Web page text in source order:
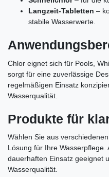
Langzeit‑Tabletten –
stabile Wasserwerte.
Chlor eignet sich für Pools,
sorgt für eine zuverlässige
regelmäßigen Einsatz
Wasserqualität.
Produkte für
Wählen Sie aus
Lösung für Ihre Wasserpflege.
dauerhaften Einsatz geeignet
Wasserqualität.